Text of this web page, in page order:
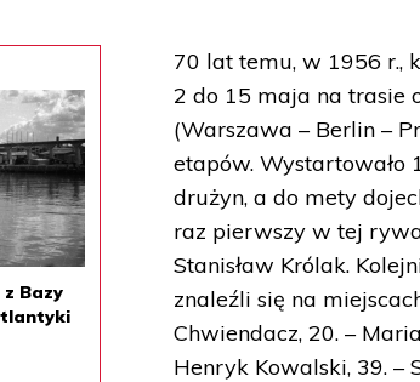
Bazy
70 lat temu, w 1956 r.,
2 do 15 maja na trasie
(Warszawa – Berlin –
etapów. Wystartowało
drużyn, a do mety
raz pierwszy w tej
Stanisław Królak.
znaleźli się na
Chwiendacz, 20. –
Henryk Kowalski, 39. –